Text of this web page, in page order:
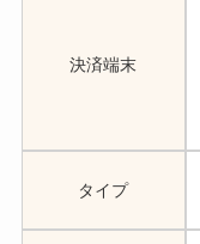
決済端末
タイプ